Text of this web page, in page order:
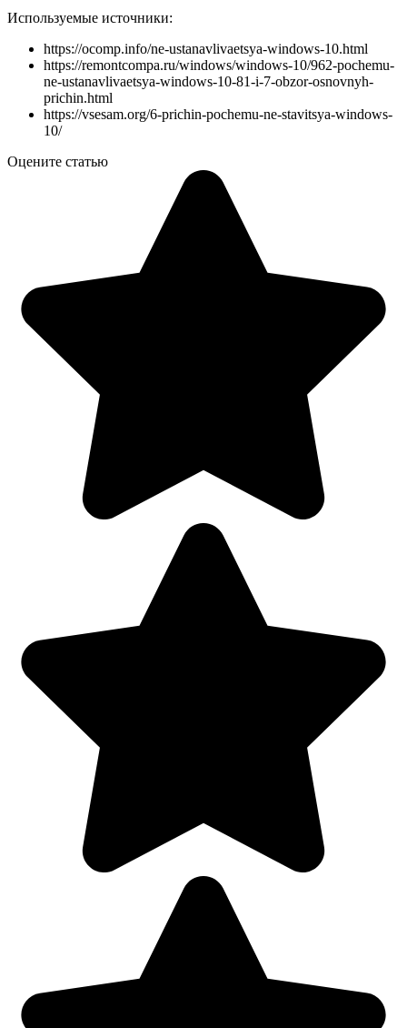
Используемые источники:
https://ocomp.info/ne-ustanavlivaetsya-windows-10.html
https://remontcompa.ru/windows/windows-10/962-pochemu-
ne-ustanavlivaetsya-windows-10-81-i-7-obzor-osnovnyh-
prichin.html
https://vsesam.org/6-prichin-pochemu-ne-stavitsya-windows-
10/
Оцените статью